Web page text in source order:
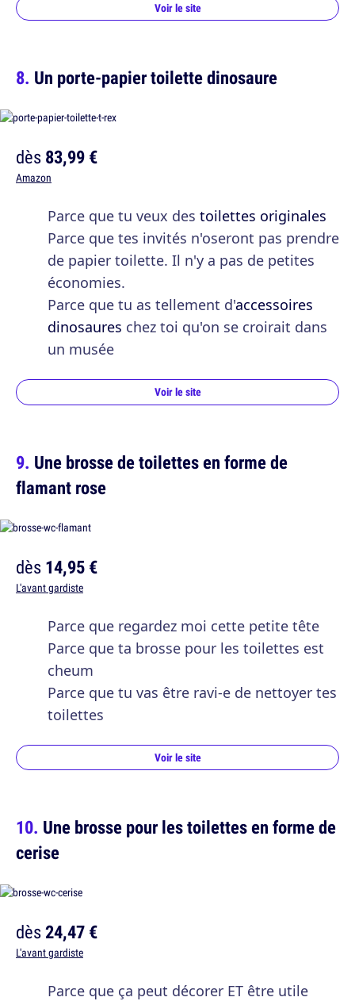
Voir le site
Un porte-papier toilette dinosaure
dès83,99 €
Amazon
Parce que tu veux des toilettes originales
Parce que tes invités n'oseront pas prendre
de papier toilette. Il n'y a pas de petites
économies.
Parce que tu as tellement d'accessoires
dinosaures chez toi qu'on se croirait dans
un musée
Voir le site
Une brosse de toilettes en forme de
flamant rose
dès14,95 €
L'avant gardiste
Parce que regardez moi cette petite tête
Parce que ta brosse pour les toilettes est
cheum
Parce que tu vas être ravi-e de nettoyer tes
toilettes
Voir le site
Une brosse pour les toilettes en forme de
cerise
dès24,47 €
L'avant gardiste
Parce que ça peut décorer ET être utile